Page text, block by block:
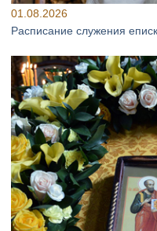
01.08.2026
Расписание служения